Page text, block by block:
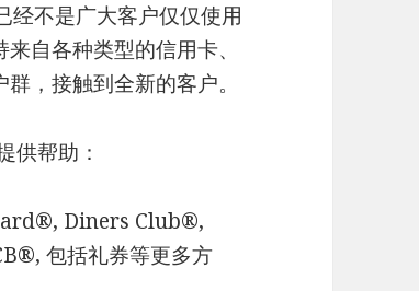
不是广大客户仅仅使用
自各种类型的信用卡、
，接触到全新的客户。
供帮助：
Diners Club®,
包括礼券等更多方